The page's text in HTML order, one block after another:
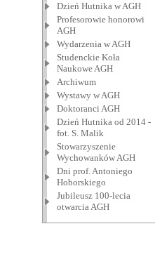
Dzień Hutnika w AGH
Profesorowie honorowi
AGH
Wydarzenia w AGH
Studenckie Koła
Naukowe AGH
Archiwum
Wystawy w AGH
Doktoranci AGH
Dzień Hutnika od 2014 -
fot. S. Malik
Stowarzyszenie
Wychowanków AGH
Dni prof. Antoniego
Hoborskiego
Jubileusz 100-lecia
otwarcia AGH